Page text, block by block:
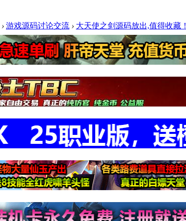
› 游戏源码讨论交流 › 大天使之剑源码放出,值得收藏！